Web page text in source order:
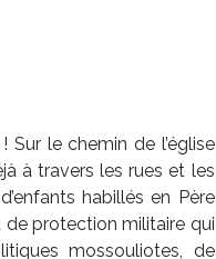
Sur le chemin de l’église
à travers les rues et les
habillés en Père
de protection militaire qui
mossouliotes, de